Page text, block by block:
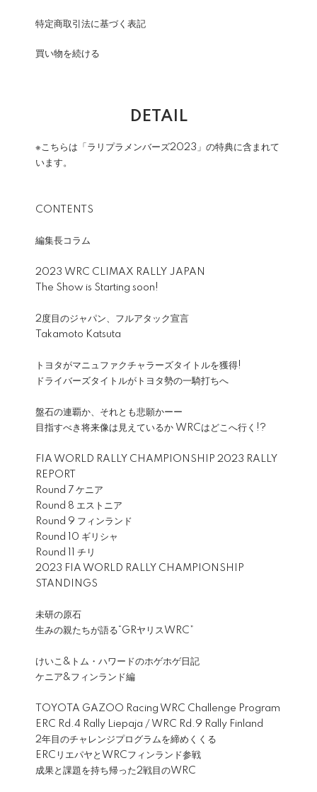
特定商取引法に基づく表記
買い物を続ける
DETAIL
※こちらは「ラリプラメンバーズ2023」の特典に含まれて
います。
CONTENTS
編集長コラム
2023 WRC CLIMAX RALLY JAPAN
The Show is Starting soon!
2度目のジャパン、フルアタック宣言
Takamoto Katsuta
トヨタがマニュファクチャラーズタイトルを獲得!
ドライバーズタイトルがトヨタ勢の一騎打ちへ
盤石の連覇か、それとも悲願かーー
目指すべき将来像は見えているか WRCはどこへ行く!?
FIA WORLD RALLY CHAMPIONSHIP 2023 RALLY
REPORT
Round 7 ケニア
Round 8 エストニア
Round 9 フィンランド
Round 10 ギリシャ
Round 11 チリ
2023 FIA WORLD RALLY CHAMPIONSHIP
STANDINGS
未研の原石
生みの親たちが語る“GRヤリスWRC”
けいこ&トム・ハワードのホゲホゲ日記
ケニア&フィンランド編
TOYOTA GAZOO Racing WRC Challenge Program
ERC Rd.4 Rally Liepaja / WRC Rd.9 Rally Finland
2年目のチャレンジプログラムを締めくくる
ERCリエパヤとWRCフィンランド参戦
成果と課題を持ち帰った2戦目のWRC